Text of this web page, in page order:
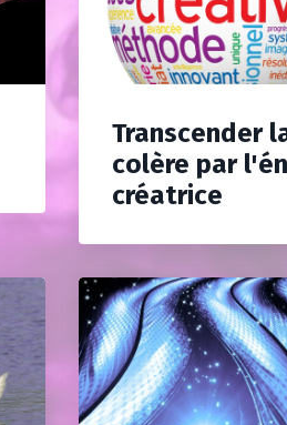
Transcender
colère par
créatrice